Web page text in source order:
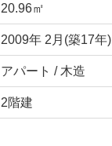
20.96㎡
2009年 2月(築17年)
アパート / 木造
2階建